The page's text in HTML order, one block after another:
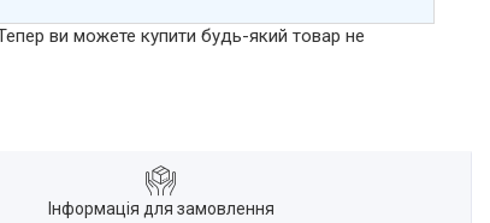
ви можете купити будь-який товар не
Інформація для замовлення